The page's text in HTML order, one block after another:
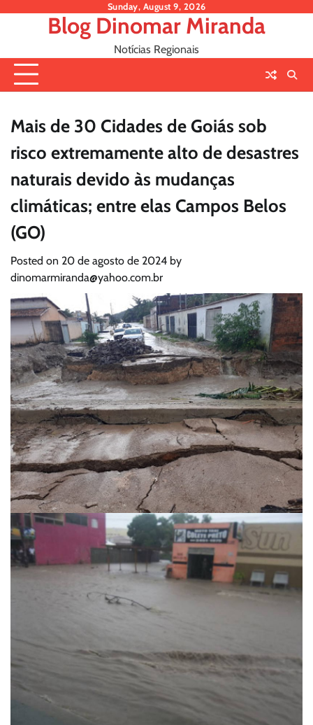
Sunday, August 9, 2026
Blog Dinomar Miranda
Notícias Regionais
Mais de 30 Cidades de Goiás sob
risco extremamente alto de desastres
naturais devido às mudanças
climáticas; entre elas Campos Belos
(GO)
Posted on 20 de agosto de 2024 by
dinomarmiranda@yahoo.com.br